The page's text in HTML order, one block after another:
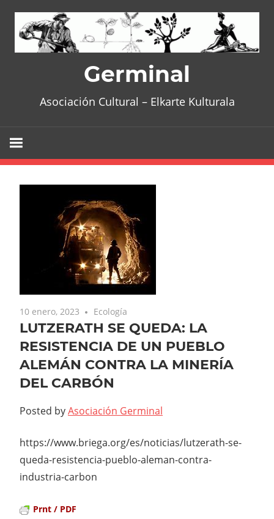
content
Germinal
Asociación Cultural – Elkarte Kulturala
10 enero, 2023 Ecología
LUTZERATH SE QUEDA: LA
RESISTENCIA DE UN PUEBLO
ALEMÁN CONTRA LA MINERÍA
DEL CARBÓN
Posted byAsociación Germinal
https://www.briega.org/es/noticias/lutzerath-se-
queda-resistencia-pueblo-aleman-contra-
industria-carbon
Prnt / PDF